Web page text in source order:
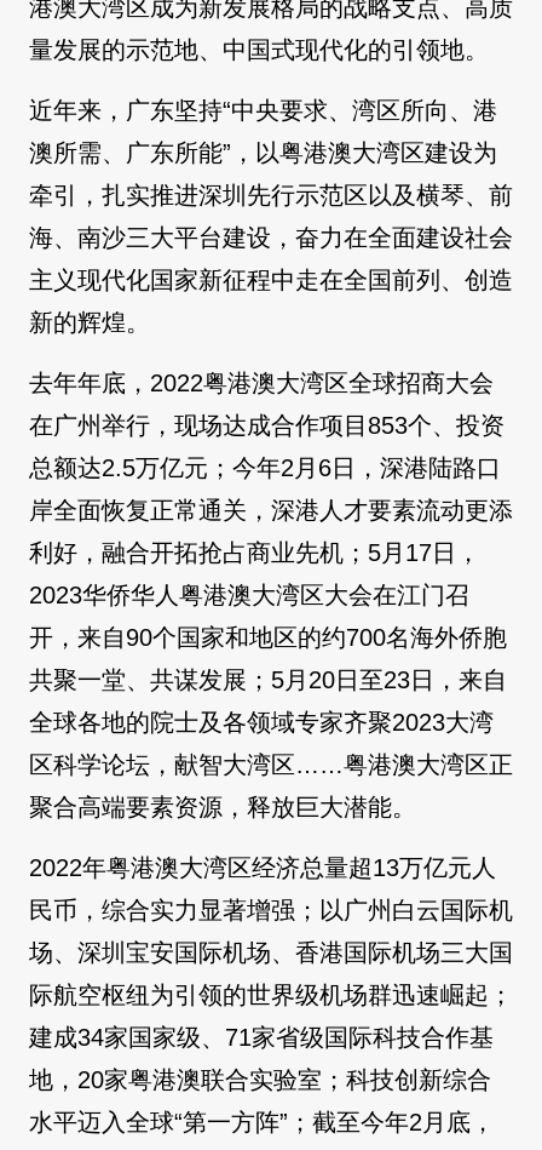
港澳大湾区成为新发展格局的战略支点、高质
量发展的示范地、中国式现代化的引领地。
近年来，广东坚持“中央要求、湾区所向、港
澳所需、广东所能”，以粤港澳大湾区建设为
牵引，扎实推进深圳先行示范区以及横琴、前
海、南沙三大平台建设，奋力在全面建设社会
主义现代化国家新征程中走在全国前列、创造
新的辉煌。
去年年底，2022粤港澳大湾区全球招商大会
在广州举行，现场达成合作项目853个、投资
总额达2.5万亿元；今年2月6日，深港陆路口
岸全面恢复正常通关，深港人才要素流动更添
利好，融合开拓抢占商业先机；5月17日，
2023华侨华人粤港澳大湾区大会在江门召
开，来自90个国家和地区的约700名海外侨胞
共聚一堂、共谋发展；5月20日至23日，来自
全球各地的院士及各领域专家齐聚2023大湾
区科学论坛，献智大湾区……粤港澳大湾区正
聚合高端要素资源，释放巨大潜能。
2022年粤港澳大湾区经济总量超13万亿元人
民币，综合实力显著增强；以广州白云国际机
场、深圳宝安国际机场、香港国际机场三大国
际航空枢纽为引领的世界级机场群迅速崛起；
建成34家国家级、71家省级国际科技合作基
地，20家粤港澳联合实验室；科技创新综合
水平迈入全球“第一方阵”；截至今年2月底，